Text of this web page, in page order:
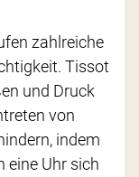
zahlreiche
Tissot
und Druck
von
indem
eine Uhr sich